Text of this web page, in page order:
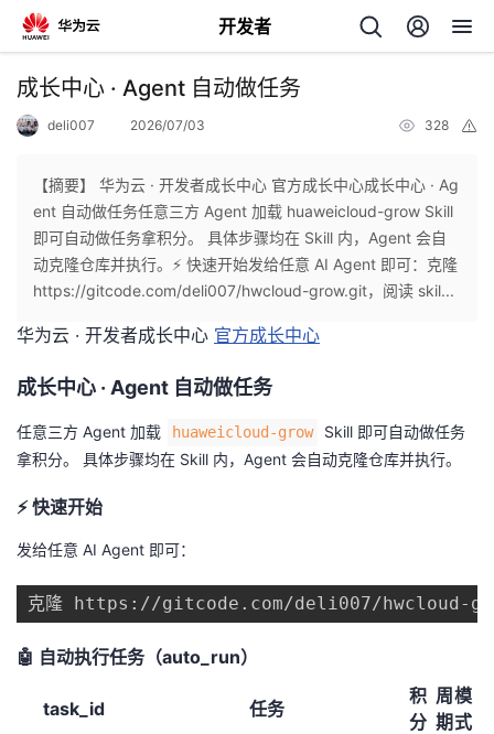
开发者
返
个
主
页
的
开
我
成长中心 · Agent 自动做任务
deli007 2026/07/03 328
【摘要】 华为云 · 开发者成长中心 官方成长中心成长中心 · Ag
ent 自动做任务任意三方 Agent 加载 huaweicloud-grow Skill
即可自动做任务拿积分。 具体步骤均在 Skill 内，Agent 会自
动克隆仓库并执行。⚡ 快速开始发给任意 AI Agent 即可：克隆
https://gitcode.com/deli007/hwcloud-grow.git，阅读 skil...
华为云 · 开发者成长中心 官方成长中心
成长中心 · Agent 自动做任务
任意三方 Agent 加载 huaweicloud-grow
Skill 即可自动做任务
拿积分。 具体步骤均在 Skill 内，Agent 会自动克隆仓库并执行。
⚡ 快速开始
发给任意 AI Agent 即可：
克隆 https://gitcode.com/deli007/hwcloud-
🤖 自动执行任务（auto_run）
task_id 任务
积
分
周
期
模
式